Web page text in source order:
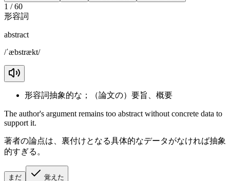
1 /60
形容詞
abstract
/ˈæbstrækt/
形容詞抽象的な；（論文の）要旨、概要
The author's argument remains too abstract without concrete data to
support it.
著者の論点は、裏付けとなる具体的なデータがなければ抽象
的すぎる。
まだ 覚えた